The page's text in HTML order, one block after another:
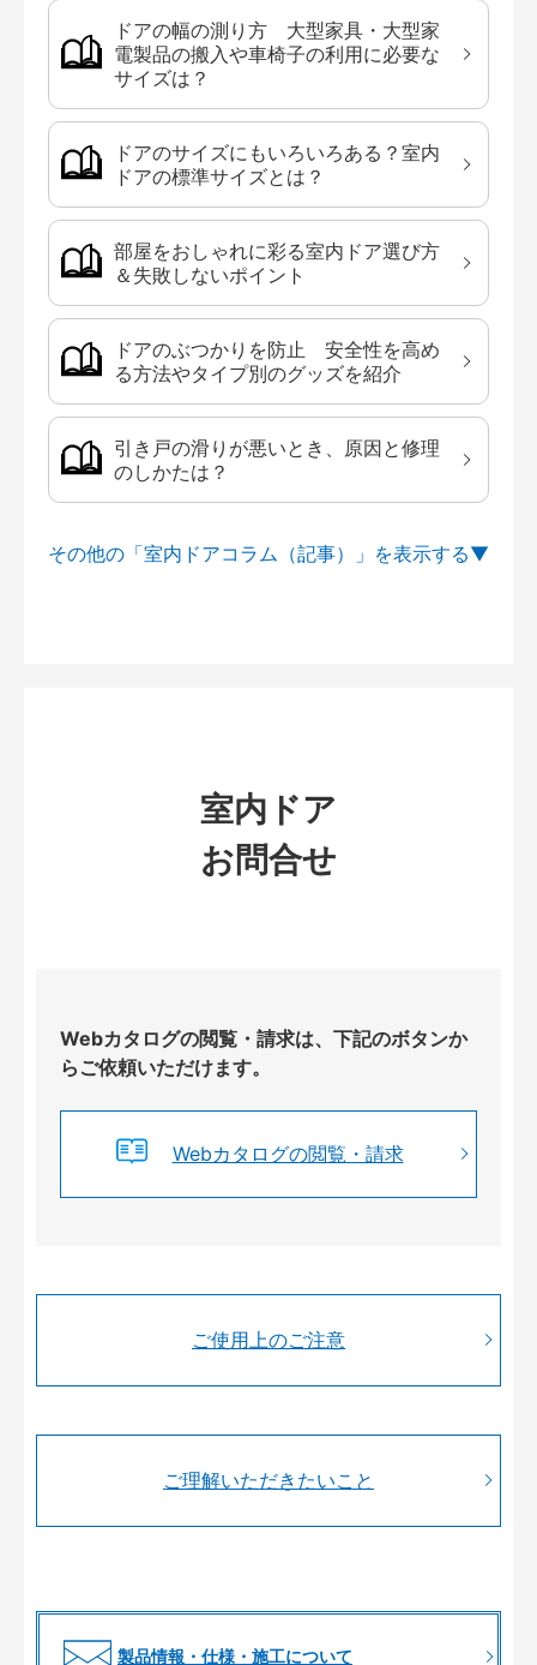
ドアの幅の測り方 大型家具・大型家
電製品の搬入や車椅子の利用に必要な
サイズは？
ドアのサイズにもいろいろある？室内
ドアの標準サイズとは？
部屋をおしゃれに彩る室内ドア選び方
＆失敗しないポイント
ドアのぶつかりを防止 安全性を高め
る方法やタイプ別のグッズを紹介
引き戸の滑りが悪いとき、原因と修理
のしかたは？
その他の「室内ドアコラム（記事）」を
室内ドア
お問合せ
Webカタログの閲覧・請求は、下記のボタンか
らご依頼いただけます。
Webカタログの閲覧・請求
ご使用上のご注意
ご理解いただきたいこと
製品情報・仕様・施工について